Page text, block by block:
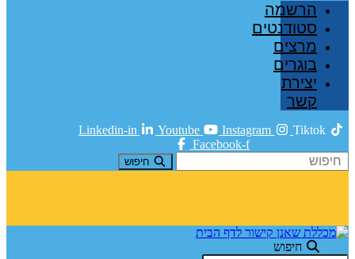
הרשמה
סטודנטים
מרצים
בוגרים
יצירת
קשר
Linkedin-in Youtube Instagram
Tiktok
Facebook-f
חיפוש
חיפוש